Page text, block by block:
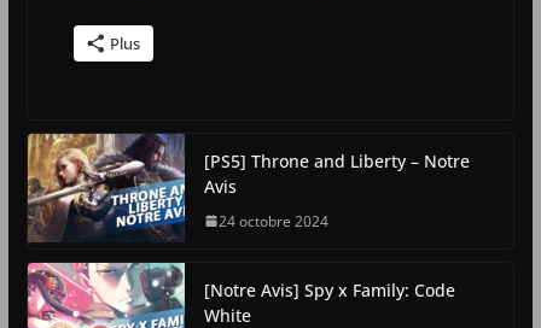
Plus
[PS5] Throne and Liberty – Notre
Avis
24 octobre 2024
[Notre Avis] Spy x Family: Code
White